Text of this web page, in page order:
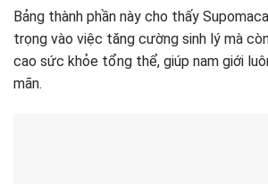
Bảng thành phần này cho thấy
trọng vào việc tăng cường sinh lý mà
cao sức khỏe tổng thể, giúp nam giới
mãn.